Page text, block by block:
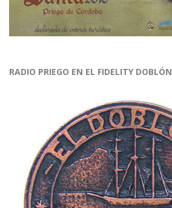
RADIO PRIEGO EN EL FIDELITY DOBLÓN